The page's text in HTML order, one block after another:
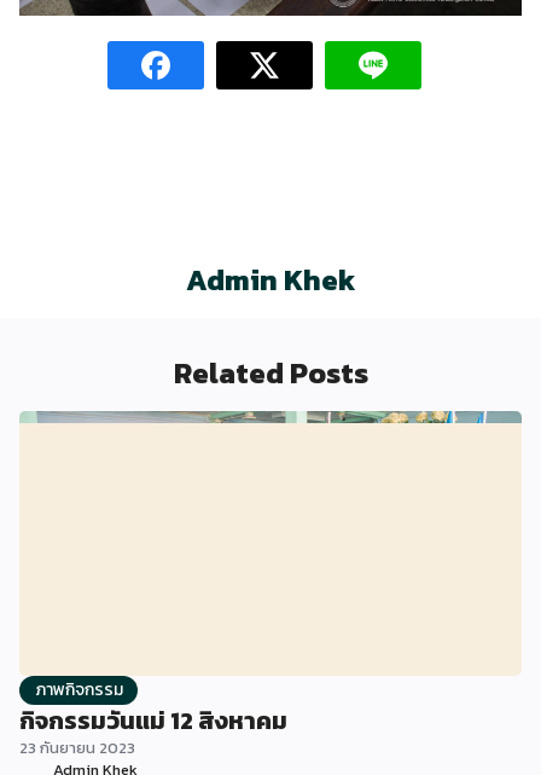
Related Posts
23 กันยายน 2023
Admin Khek
Read more→